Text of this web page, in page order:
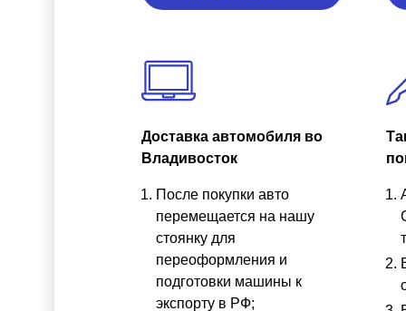
Доставка автомобиля во
Владивосток
После покупки авто
перемещается на нашу
стоянку для
переоформления и
подготовки машины к
экспорту в РФ;